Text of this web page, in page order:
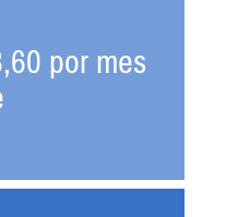
por mes